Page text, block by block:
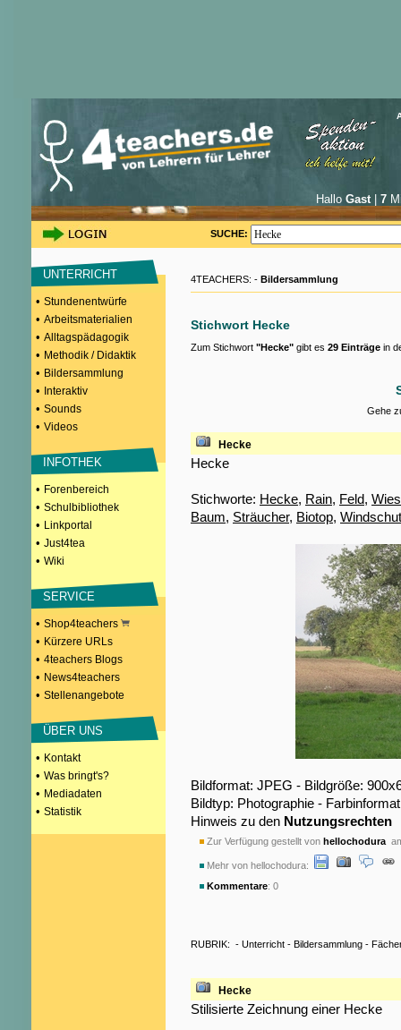
Hallo Gast| 7
SUCHE:
UNTERRICHT
• Stundenentwürfe
• Arbeitsmaterialien
• Alltagspädagogik
• Methodik / Didaktik
• Bildersammlung
• Interaktiv
• Sounds
• Videos
INFOTHEK
• Forenbereich
• Schulbibliothek
• Linkportal
• Just4tea
• Wiki
SERVICE
• Shop4teachers
• Kürzere URLs
• 4teachers Blogs
• News4teachers
• Stellenangebote
ÜBER UNS
• Kontakt
• Was bringt's?
• Mediadaten
• Statistik
4TEACHERS: - Bildersammlung
Stichwort Hecke
Zum Stichwort "Hecke" gibt es 29 Einträge in
Gehe
Hecke
Hecke
Stichworte: Hecke, Rain, Feld,
Baum, Sträucher, Biotop,
Bildformat: JPEG - Bildgröße:
Bildtyp: Photographie -
Hinweis zu den Nutzungsrechten
Zur Verfügung gestellt von hellochodura
Mehr von hellochodura:
Kommentare: 0
RUBRIK: - Unterricht - Bildersammlung -
Hecke
Stilisierte Zeichnung einer Hecke